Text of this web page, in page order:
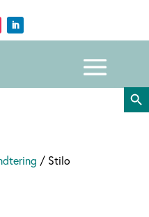
Search
/ Stilo